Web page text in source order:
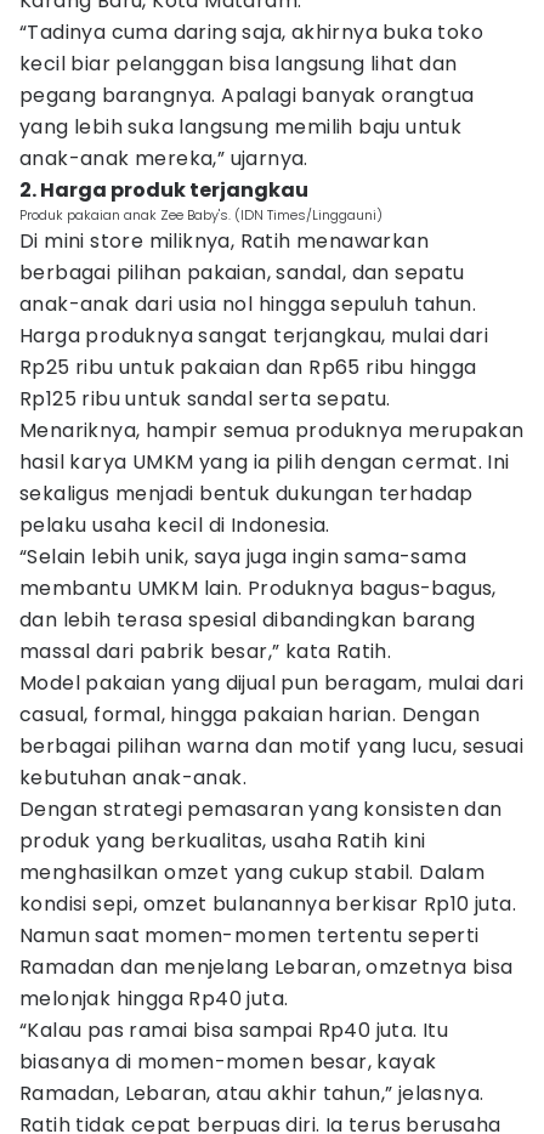
“Tadinya cuma daring saja, akhirnya buka toko
kecil biar pelanggan bisa langsung lihat dan
pegang barangnya. Apalagi banyak orangtua
yang lebih suka langsung memilih baju untuk
anak-anak mereka,” ujarnya.
2. Harga produk terjangkau
Produk pakaian anak Zee Baby's. (IDN Times/Linggauni)
Di mini store miliknya, Ratih menawarkan
berbagai pilihan pakaian, sandal, dan sepatu
anak-anak dari usia nol hingga sepuluh tahun.
Harga produknya sangat terjangkau, mulai dari
Rp25 ribu untuk pakaian dan Rp65 ribu hingga
Rp125 ribu untuk sandal serta sepatu.
Menariknya, hampir semua produknya merupakan
hasil karya UMKM yang ia pilih dengan cermat. Ini
sekaligus menjadi bentuk dukungan terhadap
pelaku usaha kecil di Indonesia.
“Selain lebih unik, saya juga ingin sama-sama
membantu UMKM lain. Produknya bagus-bagus,
dan lebih terasa spesial dibandingkan barang
massal dari pabrik besar,” kata Ratih.
Model pakaian yang dijual pun beragam, mulai dari
casual, formal, hingga pakaian harian. Dengan
berbagai pilihan warna dan motif yang lucu, sesuai
kebutuhan anak-anak.
Dengan strategi pemasaran yang konsisten dan
produk yang berkualitas, usaha Ratih kini
menghasilkan omzet yang cukup stabil. Dalam
kondisi sepi, omzet bulanannya berkisar Rp10 juta.
Namun saat momen-momen tertentu seperti
Ramadan dan menjelang Lebaran, omzetnya bisa
melonjak hingga Rp40 juta.
“Kalau pas ramai bisa sampai Rp40 juta. Itu
biasanya di momen-momen besar, kayak
Ramadan, Lebaran, atau akhir tahun,” jelasnya.
Ratih tidak cepat berpuas diri. Ia terus berusaha